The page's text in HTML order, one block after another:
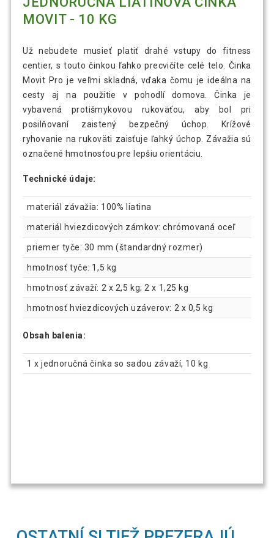
MOVIT - 10 KG
Už nebudete musieť platiť drahé vstupy do fitness
centier, s touto činkou ľahko precvičíte celé telo. Činka
Movit Pro je veľmi skladná, vďaka čomu je ideálna na
cesty aj na použitie v pohodlí domova. Činka je
vybavená protišmykovou rukoväťou, aby bol pri
posilňovaní zaistený bezpečný úchop. Krížové
ryhovanie na rukoväti zaisťuje ľahký úchop. Závažia sú
označené hmotnosťou pre lepšiu orientáciu.
Technické údaje:
materiál závažia: 100% liatina
materiál hviezdicových zámkov: chrómovaná oceľ
priemer tyče: 30 mm (štandardný rozmer)
hmotnosť tyče: 1,5 kg
hmotnosť závaží: 2 x 2,5 kg; 2 x 1,25 kg
hmotnosť hviezdicových uzáverov: 2 x 0,5 kg
Obsah balenia:
1 x jednoručná činka so sadou závaží, 10 kg